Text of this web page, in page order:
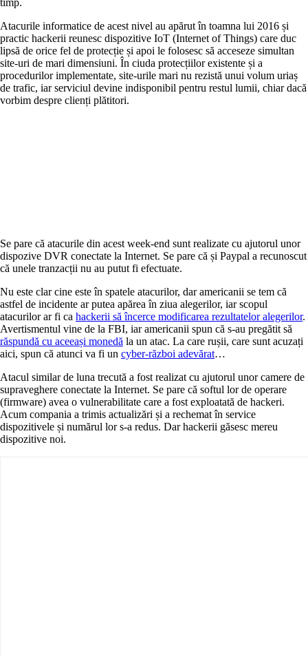
timp.
Atacurile informatice de acest nivel au apărut în toamna lui 2016 și
practic hackerii reunesc dispozitive IoT (Internet of Things) care duc
lipsă de orice fel de protecție și apoi le folosesc să acceseze simultan
site-uri de mari dimensiuni. În ciuda protecțiilor existente și a
procedurilor implementate, site-urile mari nu rezistă unui volum uriaș
de trafic, iar serviciul devine indisponibil pentru restul lumii, chiar dacă
vorbim despre clienți plătitori.
Se pare că atacurile din acest week-end sunt realizate cu ajutorul unor
dispozive DVR conectate la Internet. Se pare că și Paypal a recunoscut
că unele tranzacții nu au putut fi efectuate.
Nu este clar cine este în spatele atacurilor, dar americanii se tem că
astfel de incidente ar putea apărea în ziua alegerilor, iar scopul
atacurilor ar fi ca hackerii să încerce modificarea rezultatelor alegerilor.
Avertismentul vine de la FBI, iar americanii spun că s-au pregătit să
răspundă cu aceeași monedă la un atac. La care rușii, care sunt acuzați
aici, spun că atunci va fi un cyber-război adevărat…
Atacul similar de luna trecută a fost realizat cu ajutorul unor camere de
supraveghere conectate la Internet. Se pare că softul lor de operare
(firmware) avea o vulnerabilitate care a fost exploatată de hackeri.
Acum compania a trimis actualizări și a rechemat în service
dispozitivele și numărul lor s-a redus. Dar hackerii găsesc mereu
dispozitive noi.